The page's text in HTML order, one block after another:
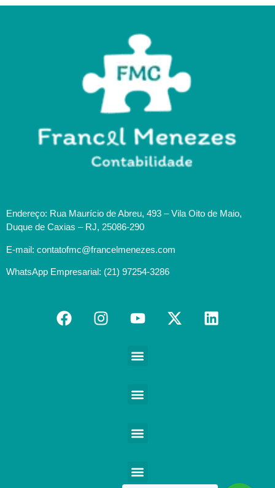
Endereço: Rua Maurício de Abreu, 493 – Vila Oito de Maio,
Duque de Caxias – RJ, 25086-290
E-mail: contatofmc@francelmenezes.com
WhatsApp Empresarial: (21) 97254-3286